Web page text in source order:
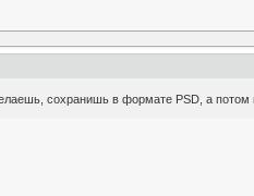
сохранишь в формате PSD, а потом